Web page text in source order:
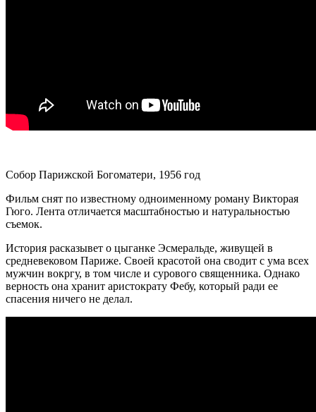
Собор Парижской Богоматери, 1956 год
Фильм снят по известному одноименному роману Викторая
Гюго. Лента отличается масштабностью и натуральностью
съемок.
История расказывет о цыганке Эсмеральде, живущей в
средневековом Париже. Своей красотой она сводит с ума всех
мужчин вокргу, в том числе и сурового священника. Однако
верность она хранит аристократу Фебу, который ради ее
спасения ничего не делал.